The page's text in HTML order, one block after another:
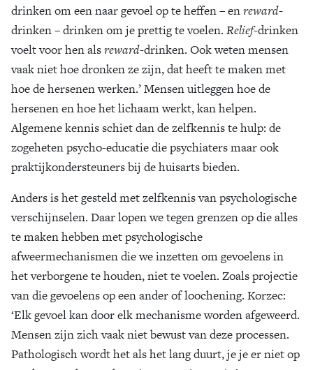
drinken om een naar gevoel op te heffen – enreward-
drinken – drinken om je prettig te voelen. Relief-drinken
voelt voor hen alsreward-drinken. Ook weten mensen
vaak niet hoe dronken ze zijn, dat heeft te maken met
hoe de hersenen werken.’ Mensen uitleggen hoe de
hersenen en hoe het lichaam werkt, kan helpen.
Algemene kennis schiet dan de zelfkennis te hulp: de
zogeheten psycho-educatie die psychiaters maar ook
praktijkondersteuners bij de huisarts bieden.
Anders is het gesteld met zelfkennis van psychologische
verschijnselen. Daar lopen we tegen grenzen op die alles
te maken hebben met psychologische
afweermechanismen die we inzetten om gevoelens in
het verborgene te houden, niet te voelen. Zoals projectie
van die gevoelens op een ander of loochening. Korzec:
‘Elk gevoel kan door elk mechanisme worden afgeweerd.
Mensen zijn zich vaak niet bewust van deze processen.
Pathologisch wordt het als het lang duurt, je je er niet op